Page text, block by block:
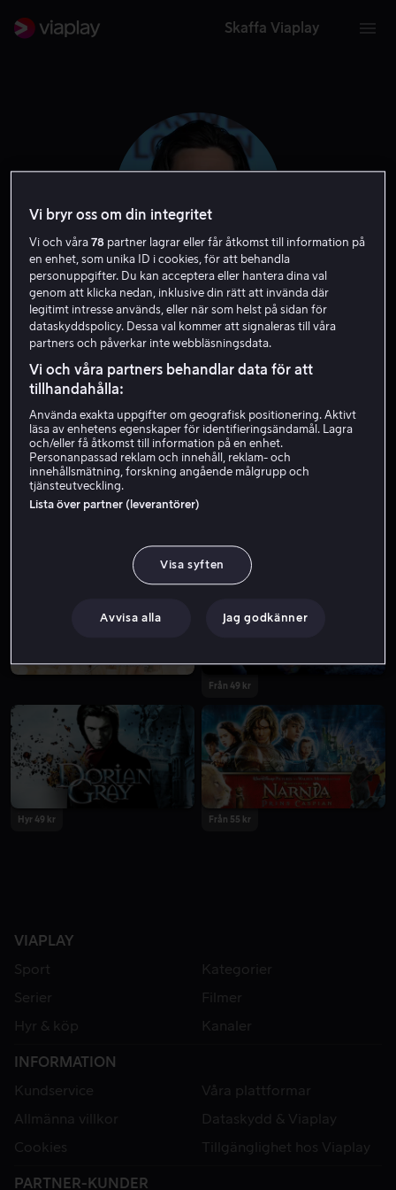
Skaffa Viaplay
Ben Barnes
Skådespelare
Från 49 kr
Från 49 kr
Hyr 49 kr Från 55 kr
VIAPLAY
Sport
Kategorier
Serier
Filmer
Hyr & köp
Kanaler
INFORMATION
Kundservice
Våra plattformar
Allmänna villkor
Dataskydd & Viaplay
Cookies
Tillgänglighet hos Viaplay
PARTNER-KUNDER
Vi bryr oss om din integritet
Vi och våra78 partner lagrar eller får åtkomst till information på
en enhet, som unika ID i cookies, för att behandla
personuppgifter. Du kan acceptera eller hantera dina val
genom att klicka nedan, inklusive din rätt att invända där
legitimt intresse används, eller när som helst på sidan för
dataskyddspolicy. Dessa val kommer att signaleras till våra
partners och påverkar inte webbläsningsdata.
Vi och våra partners behandlar data för att
tillhandahålla:
Använda exakta uppgifter om geografisk positionering. Aktivt
läsa av enhetens egenskaper för identifieringsändamål. Lagra
och/eller få åtkomst till information på en enhet.
Personanpassad reklam och innehåll, reklam- och
innehållsmätning, forskning angående målgrupp och
tjänsteutveckling.
Lista över partner (leverantörer)
Visa syften
Avvisa alla Jag godkänner